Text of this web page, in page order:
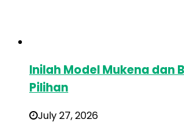
Inilah Model Mukena dan
Pilihan
July 27, 2026